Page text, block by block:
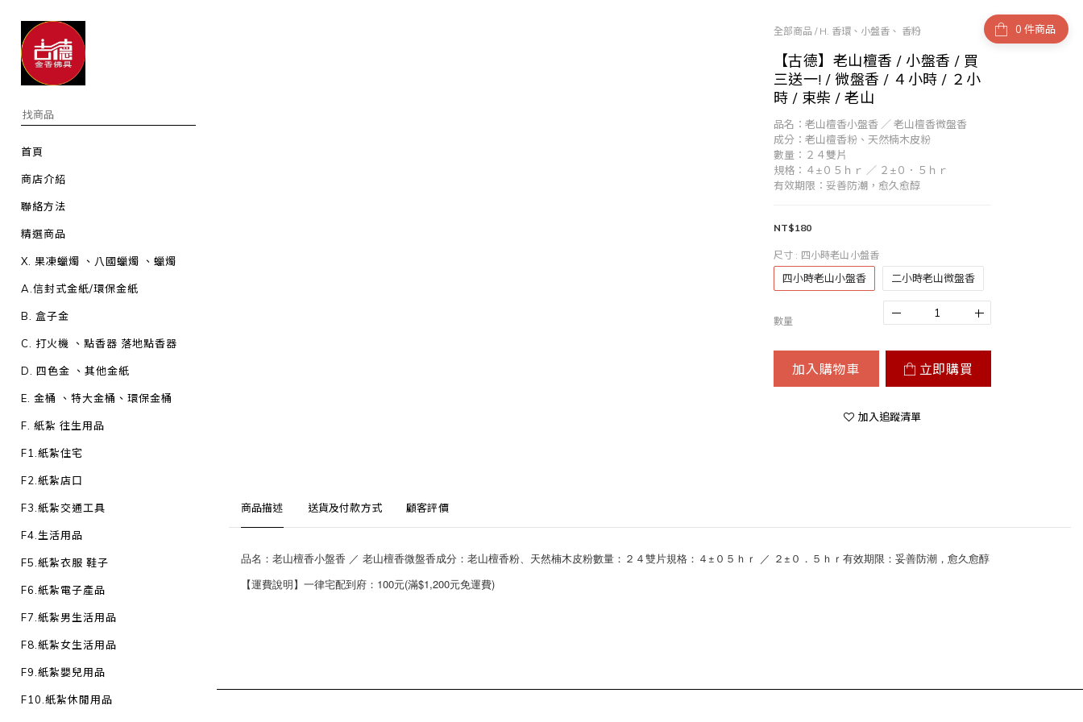
首頁
商店介紹
聯絡方法
精選商品
X. 果凍蠟燭 、八國蠟燭 、蠟燭
A.信封式金紙/環保金紙
B. 盒子金
C. 打火機 、點香器 落地點香器
D. 四色金 、其他金紙
E. 金桶 、特大金桶、環保金桶
F. 紙紮 往生用品
F1.紙紮住宅
F2.紙紮店口
F3.紙紮交通工具
F4.生活用品
F5.紙紮衣服 鞋子
F6.紙紮電子產品
F7.紙紮男生活用品
F8.紙紮女生活用品
F9.紙紮嬰兒用品
F10.紙紮休閒用品
件商品
全部商品 / H. 香環、小盤香、 香粉
【古德】老山檀香 / 小盤香 / 買
三送一! / 微盤香 / ４小時 / ２小
時 / 束柴 / 老山
品名：老山檀香小盤香 ／ 老山檀香微盤香
成分：老山檀香粉、天然楠木皮粉
數量：２４雙片
規格：４±０５ｈｒ ／ ２±０．５ｈｒ
有效期限：妥善防潮，愈久愈醇
NT$180
尺寸 : 四小時老山小盤香
四小時老山小盤香 二小時老山微盤香
數量
加入購物車 立即購買
加入追蹤清單
商品描述 送貨及付款方式 顧客評價
品名：老山檀香小盤香 ／ 老山檀香微盤香成分：老山檀香粉、天然楠木皮粉數量：２４雙片規格：４±０５ｈｒ ／ ２±０．５ｈｒ有效期限：妥善防潮，愈久愈醇
【運費說明】一律宅配到府：100元(滿$1,200元免運費)